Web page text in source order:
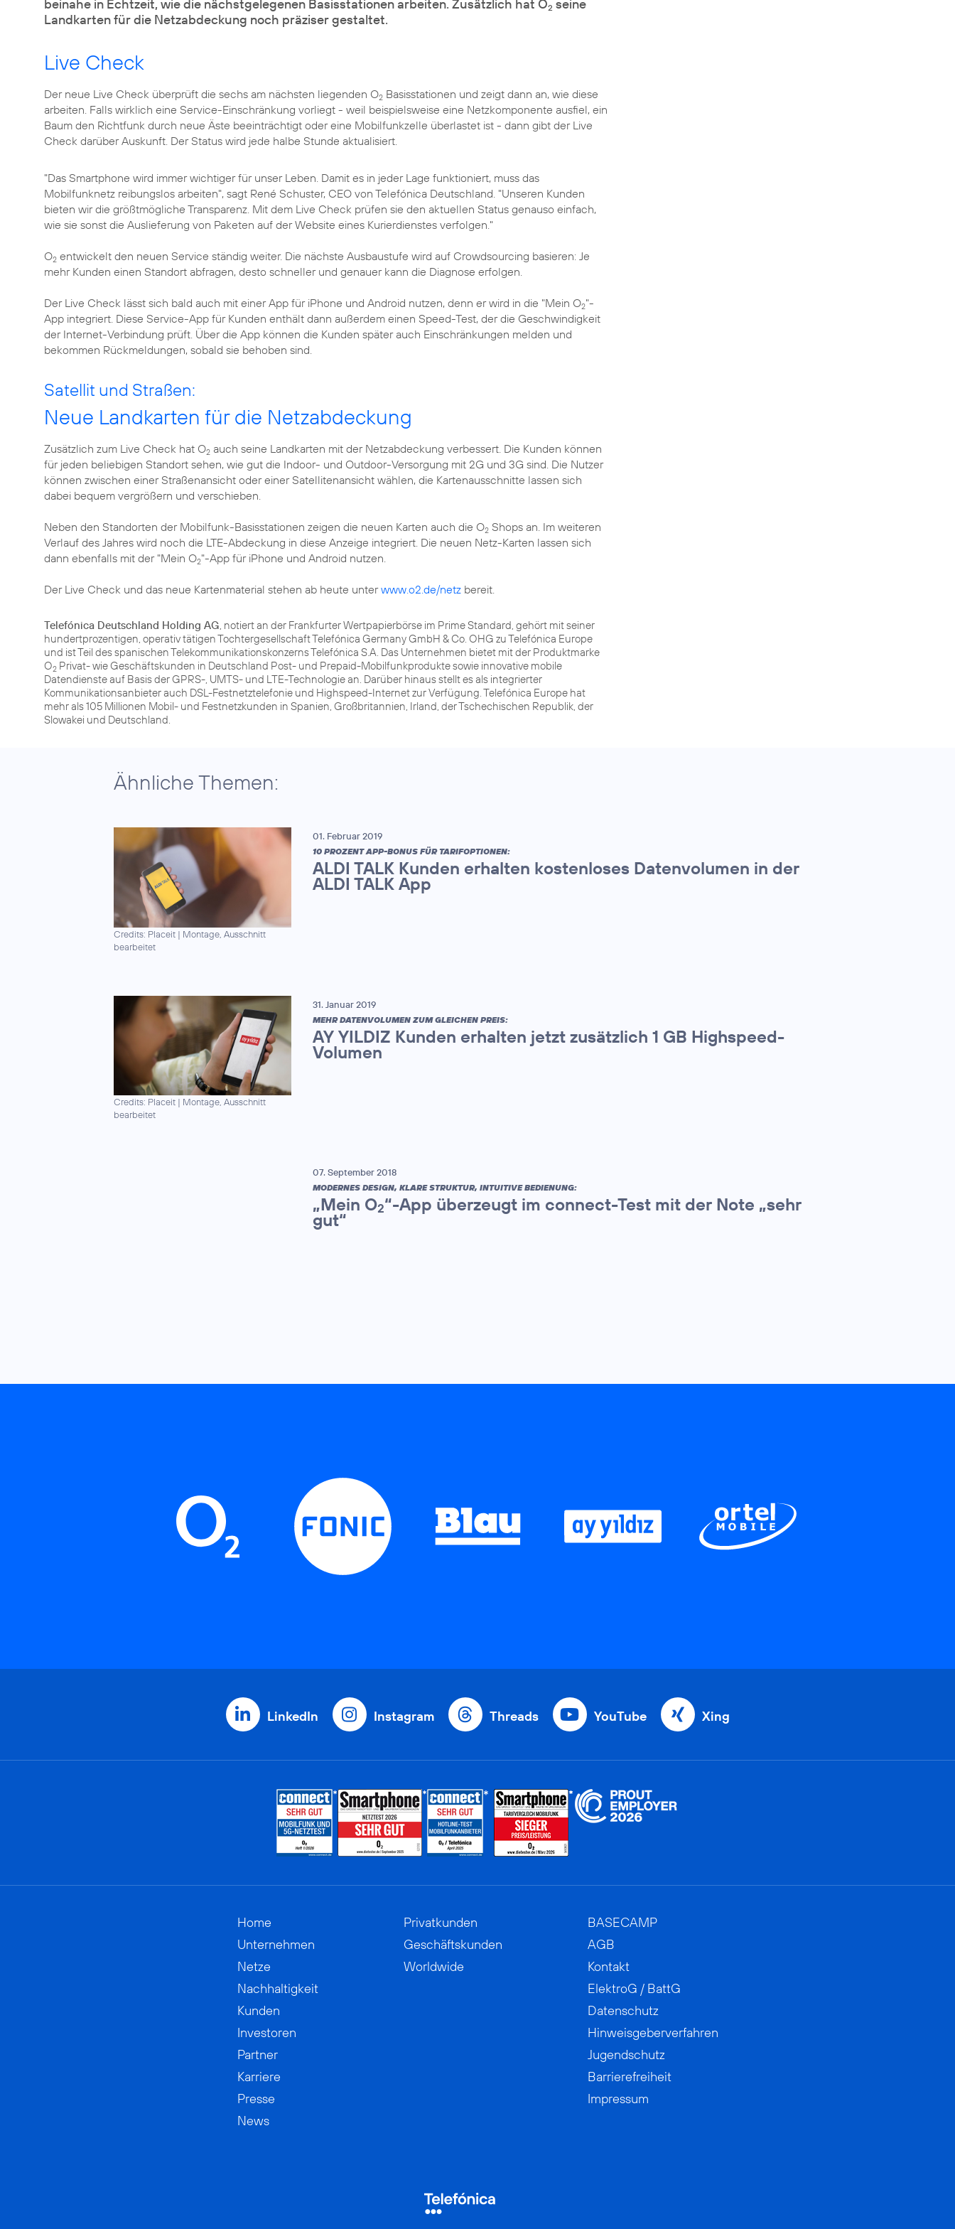
beinahe in Echtzeit, wie die nächstgelegenen Basisstationen arbeiten. Zusätzlich hat O2 seine
Landkarten für die Netzabdeckung noch präziser gestaltet.
Live Check
Der neue Live Check überprüft die sechs am nächsten liegenden O2 Basisstationen und zeigt dann an, wie diese
arbeiten. Falls wirklich eine Service-Einschränkung vorliegt - weil beispielsweise eine Netzkomponente ausfiel, ein
Baum den Richtfunk durch neue Äste beeinträchtigt oder eine Mobilfunkzelle überlastet ist - dann gibt der Live
Check darüber Auskunft. Der Status wird jede halbe Stunde aktualisiert.
"Das Smartphone wird immer wichtiger für unser Leben. Damit es in jeder Lage funktioniert, muss das
Mobilfunknetz reibungslos arbeiten", sagt René Schuster, CEO von Telefónica Deutschland. "Unseren Kunden
bieten wir die größtmögliche Transparenz. Mit dem Live Check prüfen sie den aktuellen Status genauso einfach,
wie sie sonst die Auslieferung von Paketen auf der Website eines Kurierdienstes verfolgen."
O2 entwickelt den neuen Service ständig weiter. Die nächste Ausbaustufe wird auf Crowdsourcing basieren: Je
mehr Kunden einen Standort abfragen, desto schneller und genauer kann die Diagnose erfolgen.
Der Live Check lässt sich bald auch mit einer App für iPhone und Android nutzen, denn er wird in die "Mein O2"-
App integriert. Diese Service-App für Kunden enthält dann außerdem einen Speed-Test, der die Geschwindigkeit
der Internet-Verbindung prüft. Über die App können die Kunden später auch Einschränkungen melden und
bekommen Rückmeldungen, sobald sie behoben sind.
Satellit und Straßen:
Neue Landkarten für die Netzabdeckung
Zusätzlich zum Live Check hat O2 auch seine Landkarten mit der Netzabdeckung verbessert. Die Kunden können
für jeden beliebigen Standort sehen, wie gut die Indoor- und Outdoor-Versorgung mit 2G und 3G sind. Die Nutzer
können zwischen einer Straßenansicht oder einer Satellitenansicht wählen, die Kartenausschnitte lassen sich
dabei bequem vergrößern und verschieben.
Neben den Standorten der Mobilfunk-Basisstationen zeigen die neuen Karten auch die O2 Shops an. Im weiteren
Verlauf des Jahres wird noch die LTE-Abdeckung in diese Anzeige integriert. Die neuen Netz-Karten lassen sich
dann ebenfalls mit der "Mein O2"-App für iPhone und Android nutzen.
Der Live Check und das neue Kartenmaterial stehen ab heute unterwww.o2.de/netz bereit.
Telefónica Deutschland Holding AG, notiert an der Frankfurter Wertpapierbörse im Prime Standard, gehört mit seiner
hundertprozentigen, operativ tätigen Tochtergesellschaft Telefónica Germany GmbH & Co. OHG zu Telefónica Europe
und ist Teil des spanischen Telekommunikationskonzerns Telefónica S.A. Das Unternehmen bietet mit der Produktmarke
O2 Privat- wie Geschäftskunden in Deutschland Post- und Prepaid-Mobilfunkprodukte sowie innovative mobile
Datendienste auf Basis der GPRS-, UMTS- und LTE-Technologie an. Darüber hinaus stellt es als integrierter
Kommunikationsanbieter auch DSL-Festnetztelefonie und Highspeed-Internet zur Verfügung. Telefónica Europe hat
mehr als 105 Millionen Mobil- und Festnetzkunden in Spanien, Großbritannien, Irland, der Tschechischen Republik, der
Slowakei und Deutschland.
Ähnliche Themen:
Credits: Placeit | Montage, Ausschnitt
bearbeitet
01. Februar 2019
10 PROZENT APP-BONUS FÜR TARIFOPTIONEN:
ALDI TALK Kunden erhalten kostenloses Datenvolumen in der
ALDI TALK App
Credits: Placeit | Montage, Ausschnitt
bearbeitet
31. Januar 2019
MEHR DATENVOLUMEN ZUM GLEICHEN PREIS:
AY YILDIZ Kunden erhalten jetzt zusätzlich 1 GB Highspeed-
Volumen
07. September 2018
MODERNES DESIGN, KLARE STRUKTUR, INTUITIVE BEDIENUNG:
„Mein O2“-App überzeugt im connect-Test mit der Note „sehr
gut“
LinkedIn Instagram Threads YouTube Xing
Home
Unternehmen
Netze
Nachhaltigkeit
Kunden
Investoren
Partner
Karriere
Presse
News
Privatkunden
Geschäftskunden
Worldwide
BASECAMP
AGB
Kontakt
ElektroG / BattG
Datenschutz
Hinweisgeberverfahren
Jugendschutz
Barrierefreiheit
Impressum